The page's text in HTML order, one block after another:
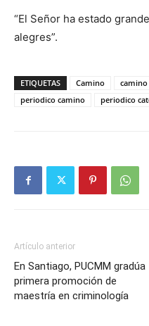
“El Señor ha estado
alegres”.
ETIQUETAS Camino
periodico camino
periodico
Artículo anterior
En Santiago, PUCMM gradúa
primera promoción de
maestría en criminología